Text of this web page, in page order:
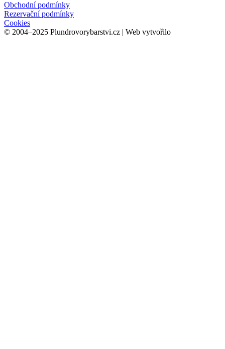
Obchodní podmínky
Rezervační podmínky
Cookies
© 2004–2025 Plundrovorybarstvi.cz | Web vytvořilo